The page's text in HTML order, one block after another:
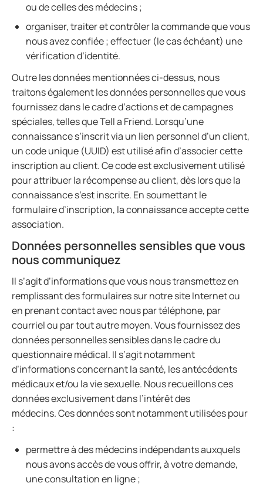
ou de celles des médecins ;
organiser, traiter et contrôler la commande que vous
nous avez confiée ; effectuer (le cas échéant) une
vérification d’identité.
Outre les données mentionnées ci-dessus, nous
traitons également les données personnelles que vous
fournissez dans le cadre d’actions et de campagnes
spéciales, telles que Tell a Friend. Lorsqu’une
connaissance s’inscrit via un lien personnel d’un client,
un code unique (UUID) est utilisé afin d’associer cette
inscription au client. Ce code est exclusivement utilisé
pour attribuer la récompense au client, dès lors que la
connaissance s’est inscrite. En soumettant le
formulaire d’inscription, la connaissance accepte cette
association.
Données personnelles sensibles que vous
nous communiquez
Il s’agit d’informations que vous nous transmettez en
remplissant des formulaires sur notre site Internet ou
en prenant contact avec nous par téléphone, par
courriel ou par tout autre moyen. Vous fournissez des
données personnelles sensibles dans le cadre du
questionnaire médical. Il s’agit notamment
d’informations concernant la santé, les antécédents
médicaux et/ou la vie sexuelle. Nous recueillons ces
données exclusivement dans l’intérêt des
médecins. Ces données sont notamment utilisées pour
:
permettre à des médecins indépendants auxquels
nous avons accès de vous offrir, à votre demande,
une consultation en ligne ;